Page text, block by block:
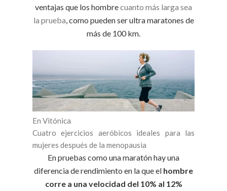
ventajas que los hombrecuanto más larga sea
la prueba, como pueden ser ultra maratones de
más de 100 km.
En Vitónica
Cuatro ejercicios aeróbicos ideales para las
mujeres después de la menopausia
En pruebas como una maratón hay una
diferencia de rendimiento en la que el hombre
corre a una velocidad del 10% al 12%